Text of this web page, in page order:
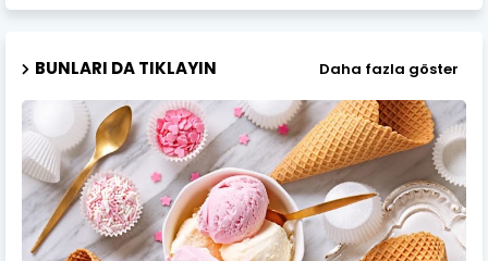
BUNLARI DA TIKLAYIN Daha fazla göster